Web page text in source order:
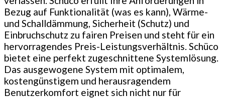
Bezug auf Funktionalität (was es kann), Wärme-
und Schalldämmung, Sicherheit (Schutz) und
Einbruchschutz zu fairen Preisen und steht für ein
hervorragendes Preis-Leistungsverhältnis. Schüco
bietet eine perfekt zugeschnittene Systemlösung.
Das ausgewogene System mit optimalem,
kostengünstigem und herausragendem
Benutzerkomfort eignet sich nicht nur für